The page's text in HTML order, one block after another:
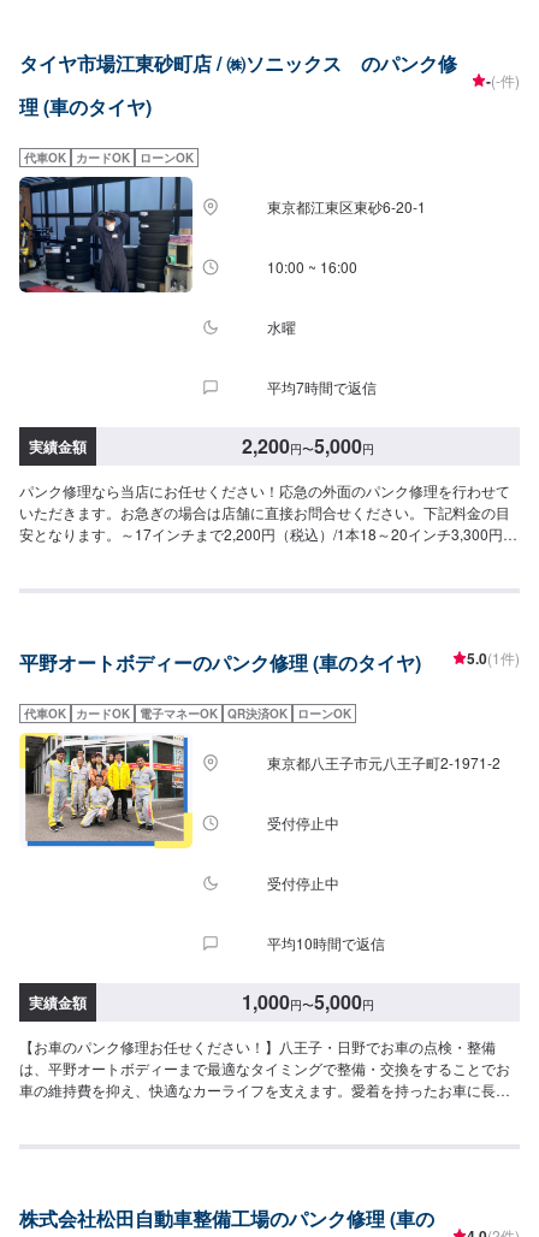
タイヤ市場江東砂町店 / ㈱ソニックス のパンク修
理 (車のタイヤ)
-(-件)
代車OK カードOK ローンOK
東京都江東区東砂6-20-1
10:00 ~ 16:00
水曜
平均7時間で返信
実績金額 2,200円〜5,000円
パンク修理なら当店にお任せください！応急の外面のパンク修理を行わせて
いただきます。お急ぎの場合は店舗に直接お問合せください。下記料金の目
安となります。～17インチまで2,200円（税込）/1本18～20インチ3,300円
から空気が漏れてしまう場合があります。当店はタイヤ交換専門店です！新
金も承っておりますので、タイヤのことやお車の気になるキズ等ありました
平野オートボディーのパンク修理 (車のタイヤ) 5.0(1件)
代車OK カードOK 電子マネーOK QR決済OK ローンOK
東京都八王子市元八王子町2-1971-2
受付停止中
受付停止中
平均10時間で返信
実績金額 1,000円〜5,000円
【お車のパンク修理お任せください！】八王子・日野でお車の点検・整備
は、平野オートボディーまで最適なタイミングで整備・交換をすることでお
車の維持費を抑え、快適なカーライフを支えます。愛着を持ったお車に長く
の愛車のコンディションを見極め、適切なメンテナンスを行います。気付か
ーにご依頼下さい。<平野オートボディーならここが安心>✔️自動車整備の確
株式会社松田自動車整備工場のパンク修理 (車の